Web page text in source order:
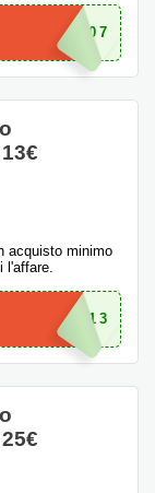
ITPS07
acquisto minimo
ITPS13